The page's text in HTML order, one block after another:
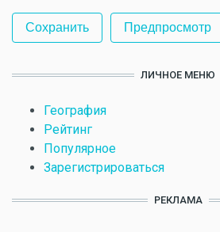
ЛИЧНОЕ МЕНЮ
География
Рейтинг
Популярное
Зарегистрироваться
РЕКЛАМА